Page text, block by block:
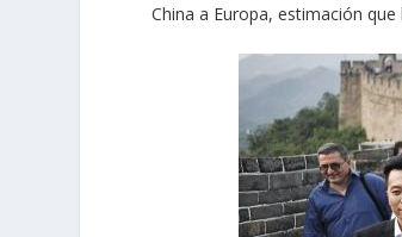
China a Europa, estimación